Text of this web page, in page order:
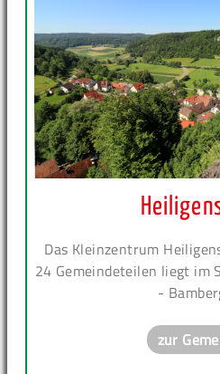
Das Kleinzentrum
24 Gemeindeteilen liegt im
-
zur